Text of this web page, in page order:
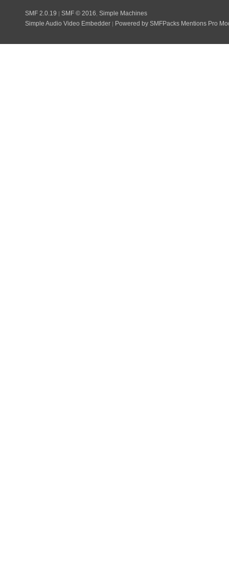
SMF 2.0.19 SMF © 2016, Simple Machines
Simple Audio Video Embedder
Powered by SMFPacks Mentions Pro